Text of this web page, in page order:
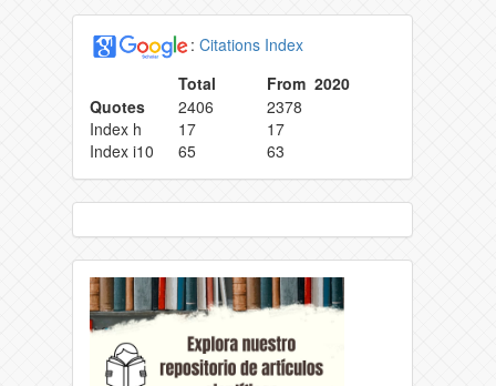
: Citations Index
Total
From 2020
Quotes
2406
2378
Index h
17
17
Index i10
65 63